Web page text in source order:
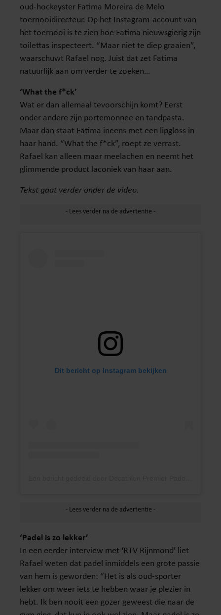
oud-hockeyster Fatima Moreira de Melo
toernooidirecteur. Op het Instagram-account van
het toernooi is te zien hoe Fatima nieuwsgierig zijn
toilettas inspecteert. “Maar niet te diep graaien”,
waarschuwt Rafael nog. Juist dat zet Fatima
natuurlijk aan om verder te zoeken…
‘What the f*ck’
Wat er dan allemaal tevoorschijn komt? Eerst
onder andere zijn portemonnee en tandpasta.
Maar dan staat Fatima ineens met een lipgloss in
haar hand. “What the f*ck”, roept ze verrast.
Rafael kan alleen maar meelachen en neemt het
glimmende product laconiek van haar aan.
Tekst gaat verder onder de video.
Dit bericht op Instagram bekijken
‘Padel is zo lekker’
In een eerder interview met ‘RTV Rijnmond’ liet
Rafael weten dat padel inmiddels een grote passie
van hem is geworden: “Het is als oud-sporter
lekker om weer iets te hebben waar je plezier in
hebt. Ik ben nooit een gozer geweest die naar de